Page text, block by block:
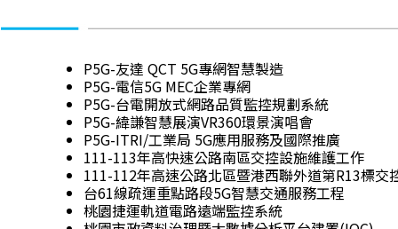
P5G-友達 QCT 5G專網智慧製造
P5G-電信5G MEC企業專網
P5G-台電開放式網路品質監控規劃系統
P5G-緯謙智慧展演VR360環景演唱會
P5G-ITRI/工業局 5G應用服務及國際推廣
111-113年高快速公路南區交控設施維護工作
111-112年高速公路北區暨港西聯外道第R13標交
台61線疏運重點路段5G智慧交通服務工程
桃園捷運軌道電路遠端監控系統